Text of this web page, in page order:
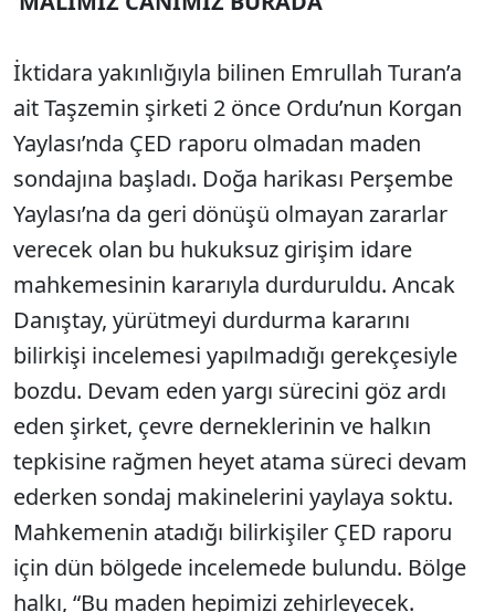
İktidara yakınlığıyla bilinen Emrullah Turan’a
ait Taşzemin şirketi 2 önce Ordu’nun Korgan
Yaylası’nda ÇED raporu olmadan maden
sondajına başladı. Doğa harikası Perşembe
Yaylası’na da geri dönüşü olmayan zararlar
verecek olan bu hukuksuz girişim idare
mahkemesinin kararıyla durduruldu. Ancak
Danıştay, yürütmeyi durdurma kararını
bilirkişi incelemesi yapılmadığı gerekçesiyle
bozdu. Devam eden yargı sürecini göz ardı
eden şirket, çevre derneklerinin ve halkın
tepkisine rağmen heyet atama süreci devam
ederken sondaj makinelerini yaylaya soktu.
Mahkemenin atadığı bilirkişiler ÇED raporu
için dün bölgede incelemede bulundu. Bölge
halkı, “Bu maden hepimizi zehirleyecek.